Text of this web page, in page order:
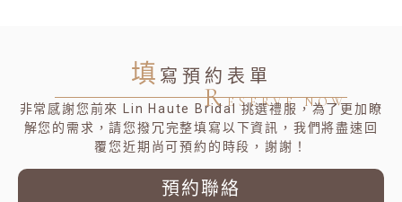
填 寫預約表單
RESERVE NOW
非常感謝您前來 Lin Haute Bridal 挑選禮服，為了更加瞭
解您的需求，請您撥冗完整填寫以下資訊，我們將盡速回
覆您近期尚可預約的時段，謝謝！
預約聯絡